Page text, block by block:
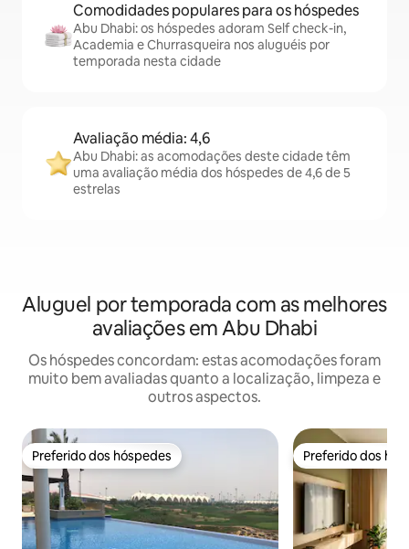
Comodidades populares para os hóspedes
Abu Dhabi: os hóspedes adoram Self check-in,
Academia e Churrasqueira nos aluguéis por
temporada nesta cidade
Avaliação média: 4,6
Abu Dhabi: as acomodações deste cidade têm
uma avaliação média dos hóspedes de 4,6 de 5
estrelas
Aluguel por temporada com as melhores
avaliações em Abu Dhabi
Os hóspedes concordam: estas acomodações foram
muito bem avaliadas quanto a localização, limpeza e
outros aspectos.
Preferido dos hóspedes
Preferido dos hóspedes Preferido dos
Preferido dos